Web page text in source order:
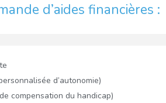
d’aides financières :
d’autonomie)
compensation du handicap)